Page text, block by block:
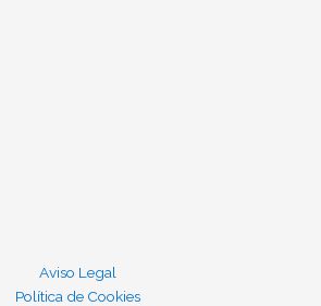
Aviso Legal
Política de Cookies